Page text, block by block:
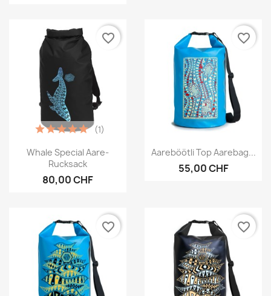
 Vorschau
Whale Special Aare-
Rucksack
80,00 CHF
(1)
favorite_border
Vorschau
Aareböötli Top Aarebag...
55,00 CHF
favorite_border
favorite_border favorite_border